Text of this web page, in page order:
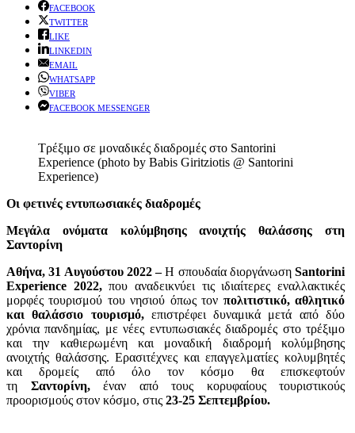
FACEBOOK
TWITTER
LIKE
LINKEDIN
EMAIL
WHATSAPP
VIBER
FACEBOOK MESSENGER
Τρέξιμο σε μοναδικές διαδρομές στο Santorini
Experience (photo by Babis Giritziotis @ Santorini
Experience)
Οι φετινές εντυπωσιακές διαδρομές
Μεγάλα ονόματα κολύμβησης ανοιχτής θαλάσσης στη
Σαντορίνη
Αθήνα, 31 Αυγούστου 2022 –Η σπουδαία διοργάνωση Santorini
Experience 2022,που αναδεικνύει τις ιδιαίτερες εναλλακτικές
μορφές τουρισμού του νησιού όπως τον πολιτιστικό, αθλητικό
και θαλάσσιο τουρισμό,επιστρέφει δυναμικά μετά από δύο
χρόνια πανδημίας, με νέες εντυπωσιακές διαδρομές στο τρέξιμο
και την καθιερωμένη και μοναδική διαδρομή κολύμβησης
ανοιχτής θαλάσσης. Ερασιτέχνες και επαγγελματίες κολυμβητές
και δρομείς από όλο τον κόσμο θα επισκεφτούν
τη Σαντορίνη,έναν από τους κορυφαίους τουριστικούς
προορισμούς στον κόσμο, στις 23-25 Σεπτεμβρίου.